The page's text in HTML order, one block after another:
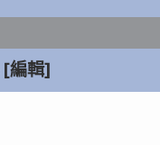
[編輯]